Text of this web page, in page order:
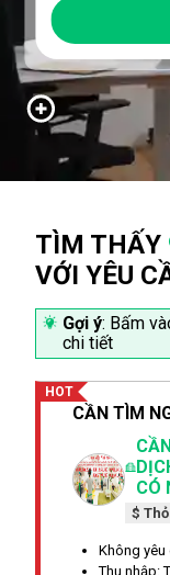
TÌM THẤY
VỚI YÊU
Gợi ý: Bấm
chi tiết
CÓ
$
Không yêu
Thu nhập:
HOT